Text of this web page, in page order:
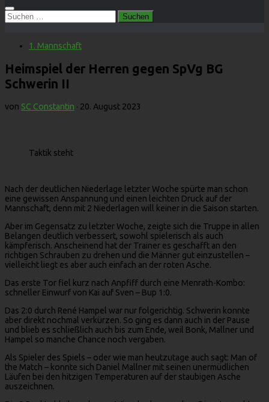
Suchen
nach:
1. Mannschaft
Heimspiel der Herren gegen SpVg BG
Schwerin II
von SC Constantin · 20. August 2023
Taktik steht
Nach der deutlichen Niederlage letzter Woche spürte man schon
eine gewissen Anspannung und einen leichten Druck auf der
Mannschaft, denn mit 2 Niederlagen will keiner in die Saison starten.
Aber im Gegensatz zu letzter Woche, zeigte sich die Truppe in allen
Belangen deutlich verbessert, sowohl spielerisch als auch
kämpferisch. Anscheinend hat der Trainer es geschafft an den
richtigen Schrauben zu drehen und die Männer gut einzustellen –
vielleicht liegt es aber auch einfach an der roten Asche.
Das erste Tor fiel kurz nach Anpfiff durch eine Menrath-Kombo:
schneller Einwurf von Kai auf Sven – Bup 1:0.
Das 2:0 durch René Hampel war nur folgerichtig. Schwerin konnte
aber direkt nochmal verkürzen. So ging es dann auch in der Pause
und blieb es schließlich auch bis zum Ende, weil Bonk, Mallner und
Hampel so manche Chance noch vergaben.
Als Spieler des Spiels – oder wie man heutzutage auch sagt: Man of
the Match – konnte sich Daniel Mallner mit seinen unermüdlichen
Läufen bei den hitzigen Temperaturen auf der staubigen Asche
auszeichnen.